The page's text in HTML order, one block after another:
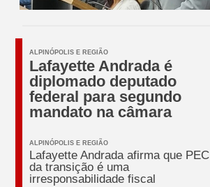
ALPINÓPOLIS E REGIÃO
Lafayette Andrada é
diplomado deputado
federal para segundo
mandato na câmara
ALPINÓPOLIS E REGIÃO
Lafayette Andrada afirma que PEC
da transição é uma
irresponsabilidade fiscal